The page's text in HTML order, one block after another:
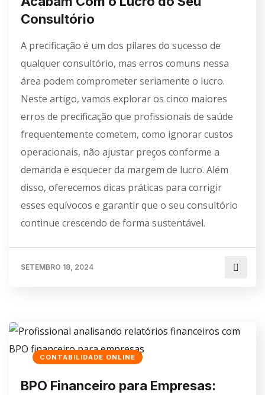
Consultório
A precificação é um dos pilares do sucesso de
qualquer consultório, mas erros comuns nessa
área podem comprometer seriamente o lucro.
Neste artigo, vamos explorar os cinco maiores
erros de precificação que profissionais de saúde
frequentemente cometem, como ignorar custos
operacionais, não ajustar preços conforme a
demanda e esquecer da margem de lucro. Além
disso, oferecemos dicas práticas para corrigir
esses equívocos e garantir que o seu consultório
continue crescendo de forma sustentável.
SETEMBRO 18, 2024
CONTABILIDADE ONLINE
BPO Financeiro para Empresas: